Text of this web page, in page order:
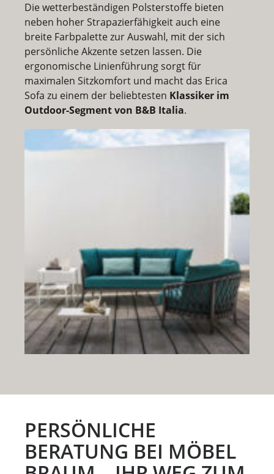
Die wetterbeständigen Polsterstoffe bieten
neben hoher Strapazierfähigkeit auch eine
breite Farbpalette zur Auswahl, mit der sich
persönliche Akzente setzen lassen. Die
ergonomische Linienführung sorgt für
maximalen Sitzkomfort und macht das Erica
Sofa zu einem der beliebtesten Klassiker im
Outdoor-Segment von B&B Italia.
PERSÖNLICHE
BERATUNG BEI MÖBEL